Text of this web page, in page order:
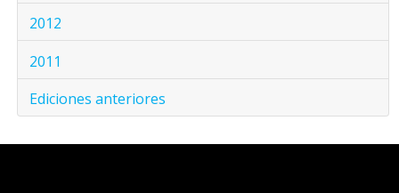
2012
2011
Ediciones anteriores